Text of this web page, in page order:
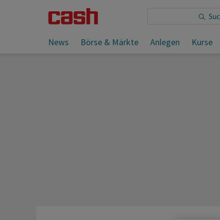
News Börse & Märkte Anlegen Kurse
Sie lesen: